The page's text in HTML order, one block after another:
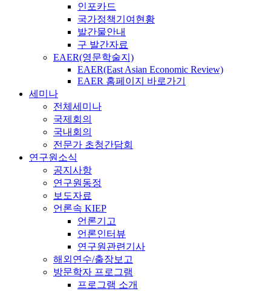
인포카드
국가정책기여현황
발간물안내
구 발간자료
EAER(영문학술지)
EAER(East Asian Economic Review)
EAER 홈페이지 바로가기
세미나
전체세미나
국제회의
국내회의
전문가 초청간담회
연구원소식
공지사항
연구원동정
보도자료
언론속 KIEP
언론기고
언론인터뷰
연구원관련기사
해외연수/출장보고
방문학자 프로그램
프로그램 소개